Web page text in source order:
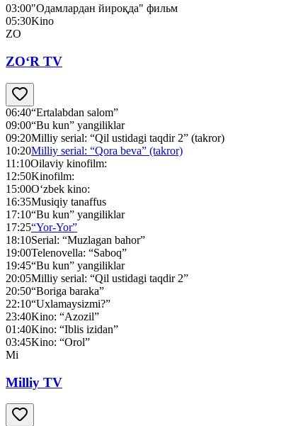
03:00"Одамлардан йироқда" фильм
05:30Kino
ZO
ZO‘R TV
06:40“Ertalabdan salom”
09:00“Bu kun” yangiliklar
09:20Milliy serial: “Qil ustidagi taqdir 2” (takror)
10:20Milliy serial: “Qora beva” (takror)
11:10Oilaviy kinofilm:
12:50Kinofilm:
15:00O‘zbek kino:
16:35Musiqiy tanaffus
17:10“Bu kun” yangiliklar
17:25“Yor-Yor”
18:10Serial: “Muzlagan bahor”
19:00Telenovella: “Saboq”
19:45“Bu kun” yangiliklar
20:05Milliy serial: “Qil ustidagi taqdir 2”
20:50“Boriga baraka”
22:10“Uxlamaysizmi?”
23:40Kino: “Azozil”
01:40Kino: “Iblis izidan”
03:45Kino: “Orol”
Mi
Milliy TV